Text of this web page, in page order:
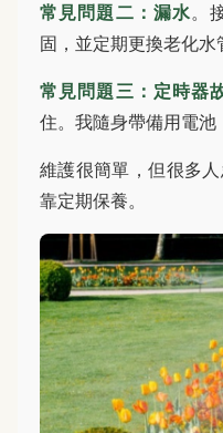
常見問題二：漏水。
固，並定期更換老化水
常見問題三：定時器
住。我隨身帶備用電池
維護很簡單，但很多
靠定期保養。